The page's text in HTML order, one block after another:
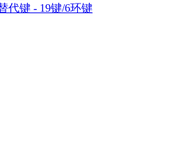
代键 - 19键/6环键